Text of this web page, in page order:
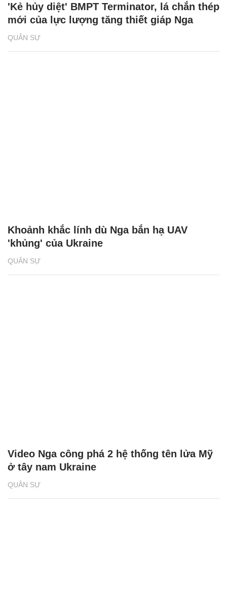
QUÂN SỰ
'Kẻ hủy diệt' BMPT Terminator, lá chắn thép
mới của lực lượng tăng thiết giáp Nga
QUÂN SỰ
Khoảnh khắc lính dù Nga bắn hạ UAV
'khủng' của Ukraine
QUÂN SỰ
Video Nga công phá 2 hệ thống tên lửa Mỹ
ở tây nam Ukraine